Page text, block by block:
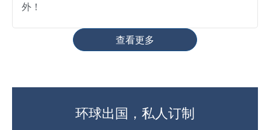
外！
查看更多
环球出国，私人订制